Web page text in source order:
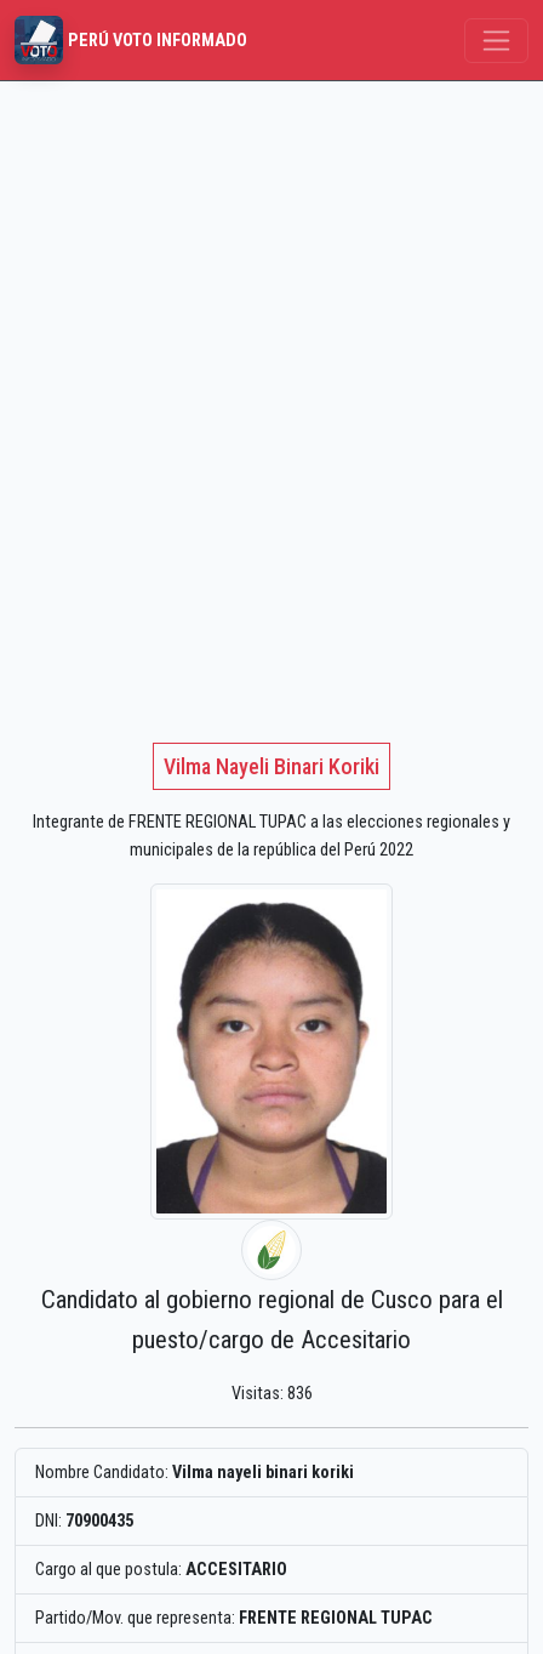
PERÚ VOTO INFORMADO
Vilma Nayeli Binari Koriki
Integrante de FRENTE REGIONAL TUPAC a las elecciones regionales y
municipales de la república del Perú 2022
Candidato al gobierno regional de Cusco para el
puesto/cargo de Accesitario
Visitas: 836
Nombre Candidato: Vilma nayeli binari koriki
DNI: 70900435
Cargo al que postula: ACCESITARIO
Partido/Mov. que representa: FRENTE REGIONAL TUPAC